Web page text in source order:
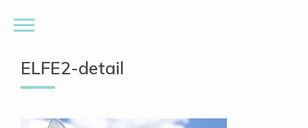
ELFE2-detail